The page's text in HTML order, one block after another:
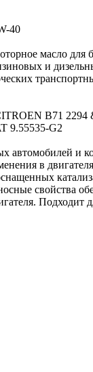
40
масло для
и
B71
9.55535-G2
автомобилей и
в
свойства